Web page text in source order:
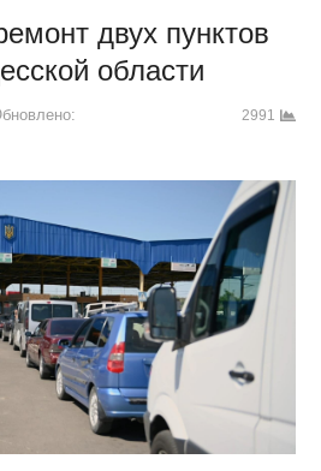
двух пунктов
области
2991